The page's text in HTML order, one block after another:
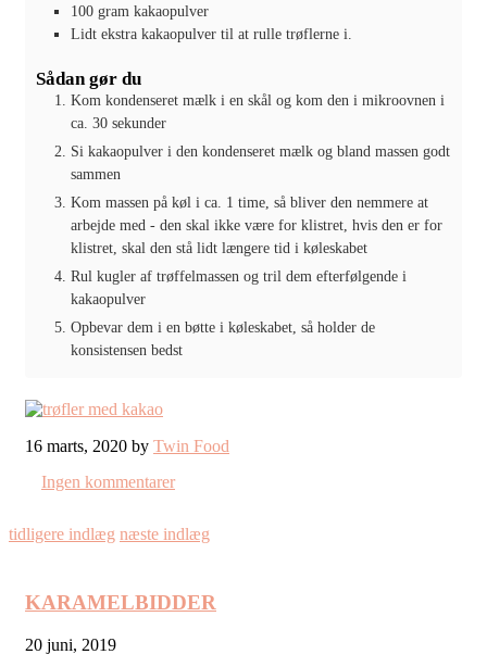
100 gram kakaopulver
Lidt ekstra kakaopulver til at rulle trøflerne i.
Sådan gør du
Kom kondenseret mælk i en skål og kom den i mikroovnen i
ca. 30 sekunder
Si kakaopulver i den kondenseret mælk og bland massen godt
sammen
Kom massen på køl i ca. 1 time, så bliver den nemmere at
arbejde med - den skal ikke være for klistret, hvis den er for
klistret, skal den stå lidt længere tid i køleskabet
Rul kugler af trøffelmassen og tril dem efterfølgende i
kakaopulver
Opbevar dem i en bøtte i køleskabet, så holder de
konsistensen bedst
16 marts, 2020 by Twin Food
Ingen kommentarer
tidligere indlæg næste indlæg
KARAMELBIDDER
20 juni, 2019